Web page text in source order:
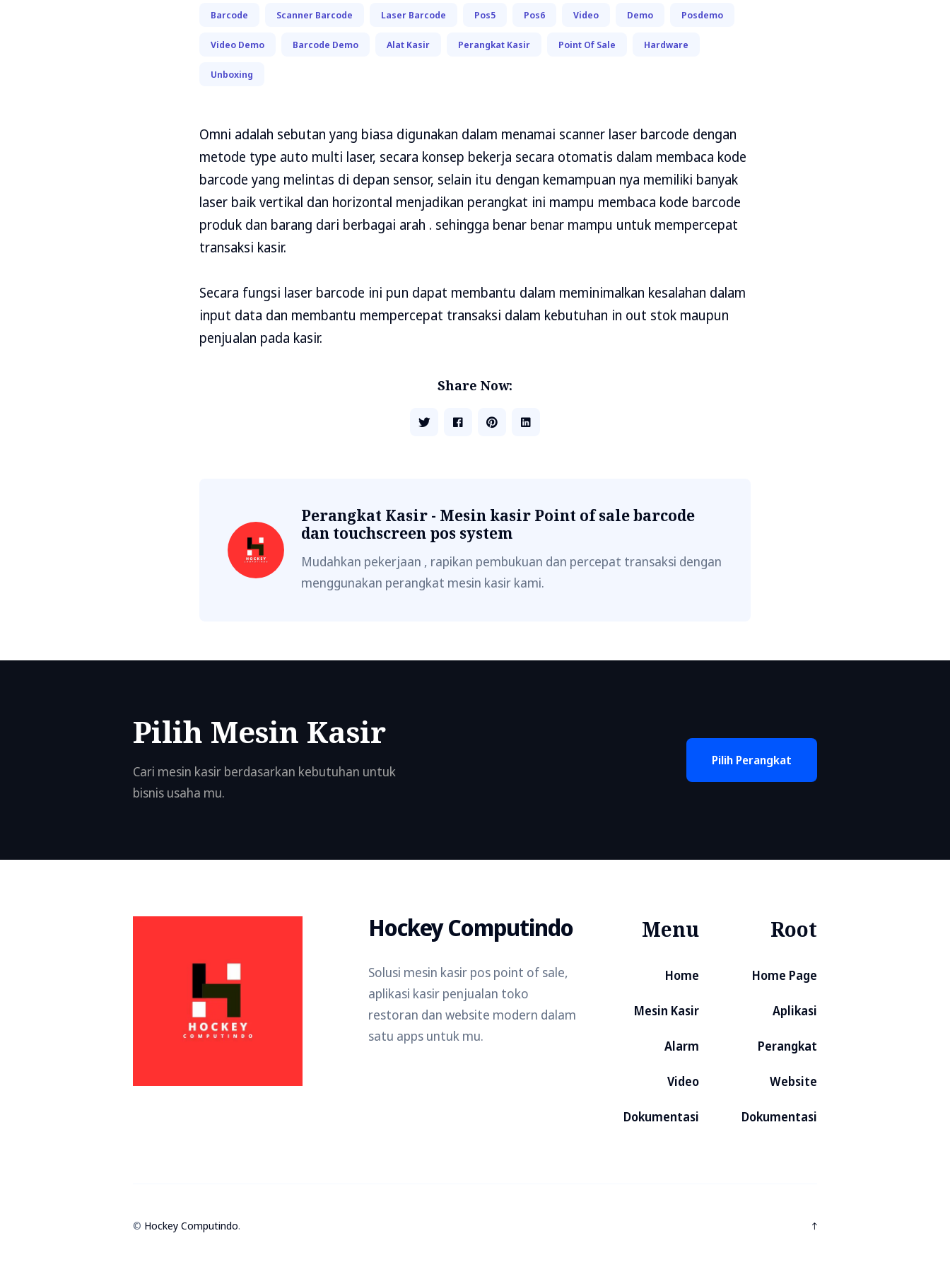
Barcode Scanner Barcode Laser Barcode Pos5 Pos6 Video Demo Posdemo
Video Demo Barcode Demo Alat Kasir Perangkat Kasir Point Of Sale Hardware
Unboxing
Omni adalah sebutan yang biasa digunakan dalam menamai scanner laser barcode dengan
metode type auto multi laser, secara konsep bekerja secara otomatis dalam membaca kode
barcode yang melintas di depan sensor, selain itu dengan kemampuan nya memiliki banyak
laser baik vertikal dan horizontal menjadikan perangkat ini mampu membaca kode barcode
produk dan barang dari berbagai arah . sehingga benar benar mampu untuk mempercepat
transaksi kasir.
Secara fungsi laser barcode ini pun dapat membantu dalam meminimalkan kesalahan dalam
input data dan membantu mempercepat transaksi dalam kebutuhan in out stok maupun
penjualan pada kasir.
Share Now:
Perangkat Kasir - Mesin kasir Point of sale barcode
dan touchscreen pos system
Mudahkan pekerjaan , rapikan pembukuan dan percepat transaksi dengan
menggunakan perangkat mesin kasir kami.
Pilih Mesin Kasir
Cari mesin kasir berdasarkan kebutuhan untuk
bisnis usaha mu.
Pilih Perangkat
Hockey Computindo
Solusi mesin kasir pos point of sale,
aplikasi kasir penjualan toko
restoran dan website modern dalam
satu apps untuk mu.
Menu
Home
Mesin Kasir
Alarm
Video
Dokumentasi
Root
Home Page
Aplikasi
Perangkat
Website
Dokumentasi
© Hockey Computindo.